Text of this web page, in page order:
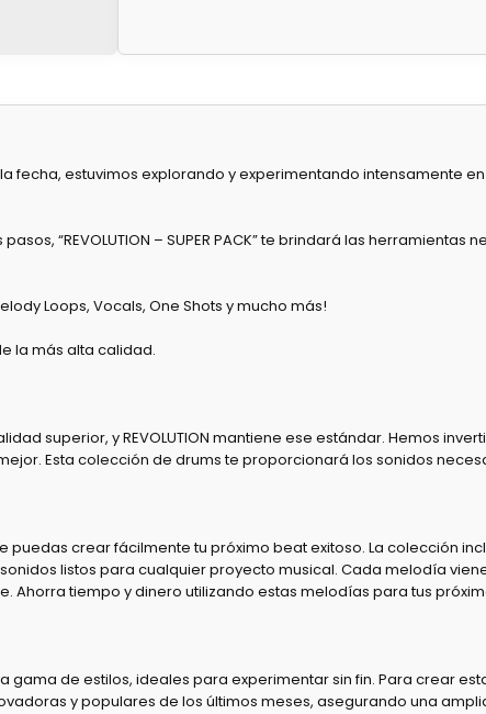
fecha, estuvimos explorando y experimentando intensamente
“REVOLUTION – SUPER PACK” te brindará las herramientas
Loops, Vocals, One Shots y mucho más!
la más alta calidad.
superior, y REVOLUTION mantiene ese estándar. Hemos
Esta colección de drums te proporcionará los sonidos
crear fácilmente tu próximo beat exitoso. La colección
listos para cualquier proyecto musical. Cada melodía viene
tiempo y dinero utilizando estas melodías para tus
gama de estilos, ideales para experimentar sin fin. Para crear
y populares de los últimos meses, asegurando una